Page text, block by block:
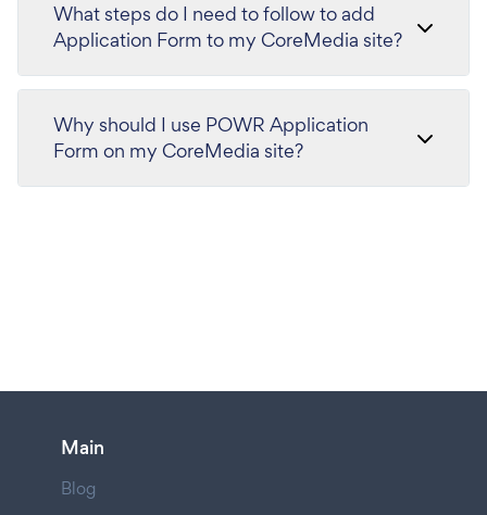
What steps do I need to follow to add
Application Form to my CoreMedia site?
Why should I use POWR Application
Form on my CoreMedia site?
Main
Blog